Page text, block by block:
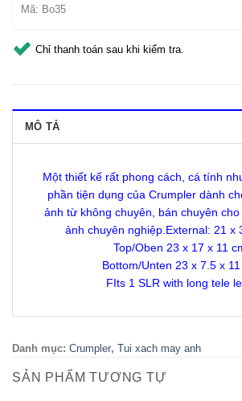
Mã: Bo35
Chỉ thanh toán sau khi kiểm tra.
MÔ TẢ
Một thiết kế rất phong cách, cá tính
phần tiện dụng của Crumpler dành
ảnh từ không chuyên, bán chuyên
ảnh chuyên nghiệp.External: 21 x
Top/Oben 23 x 17 x 11
Bottom/Unten 23 x 7.5 x
FIts 1 SLR with long tele
Danh mục: Crumpler, Tui xach may anh
SẢN PHẨM TƯƠNG TỰ